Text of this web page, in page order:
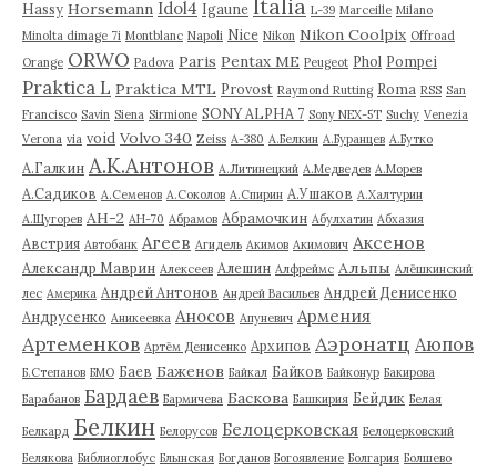
Hassy Horsemann Idol4 Igaune Italia L-39 Marceille Milano
Minolta dimage 7i Montblanc Napoli Nice Nikon Nikon Coolpix Offroad
Orange ORWO Padova Paris Pentax ME Peugeot Phol Pompei
Praktica L Praktica MTL Provost Raymond Rutting Roma RSS San
Francisco Savin Siena Sirmione SONY ALPHA 7 Sony NEX-5T Suchy Venezia
Verona via void Volvo 340 Zeiss А-380 А.Белкин А.Буранцев А.Бутко
А.Галкин А.К.Антонов А.Литинецкий А.Медведев А.Морев
А.Садиков А.Семенов А.Соколов А.Спирин А.Ушаков А.Халтурин
А.Щугорев АН-2 АН-70 Абрамов Абрамочкин Абулхатин Абхазия
Австрия Автобанк Агеев Агидель Акимов Акимович Аксенов
Александр Маврин Алексеев Алешин Алфреймс Альпы Алёшкинский
лес Америка Андрей Антонов Андрей Васильев Андрей Денисенко
Андрусенко Аникеевка Аносов Апуневич Армения
Артеменков Артём Денисенко Архипов Аэронатц Аюпов
Б.Степанов БМО Баев Баженов Байкал Байков Байконур Бакирова
Барабанов Бардаев Бармичева Баскова Башкирия Бейдик Белая
Белкард Белкин Белорусов Белоцерковская Белоцерковский
Белякова Библиоглобус Блынская Богданов Богоявление Болгария Болшево